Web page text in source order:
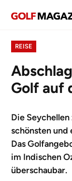
REISE
Golf auf
Die
schönsten und
Das
im Indischen
überschaubar.